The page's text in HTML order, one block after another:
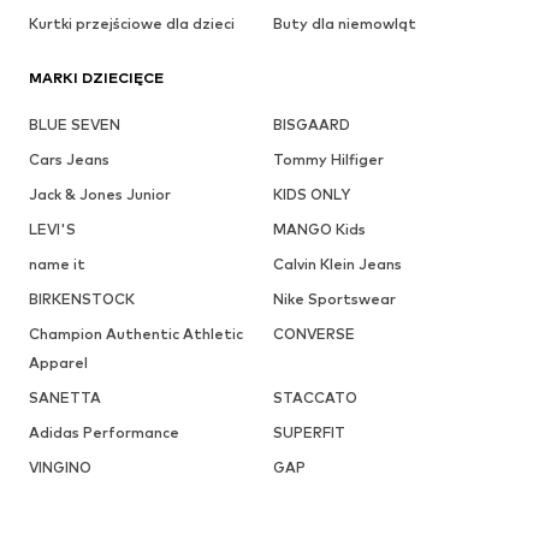
Kurtki przejściowe dla dzieci
Buty dla niemowląt
MARKI DZIECIĘCE
BLUE SEVEN
BISGAARD
Cars Jeans
Tommy Hilfiger
Jack & Jones Junior
KIDS ONLY
LEVI'S
MANGO Kids
name it
Calvin Klein Jeans
BIRKENSTOCK
Nike Sportswear
Champion Authentic Athletic
Apparel
CONVERSE
SANETTA
STACCATO
Adidas Performance
SUPERFIT
VINGINO
GAP